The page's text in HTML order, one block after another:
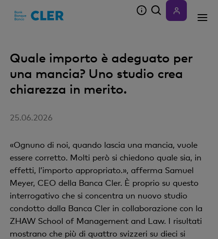
Quale importo è adeguato per
una mancia? Uno studio crea
chiarezza in merito.
25.06.2026
«Ognuno di noi, quando lascia una mancia, vuole
essere corretto. Molti però si chiedono quale sia, in
effetti, l’importo appropriato.», afferma Samuel
Meyer, CEO della Banca Cler. È proprio su questo
interrogativo che si concentra un nuovo studio
condotto dalla Banca Cler in collaborazione con la
ZHAW School of Management and Law. I risultati
mostrano che più di quattro svizzeri su dieci si